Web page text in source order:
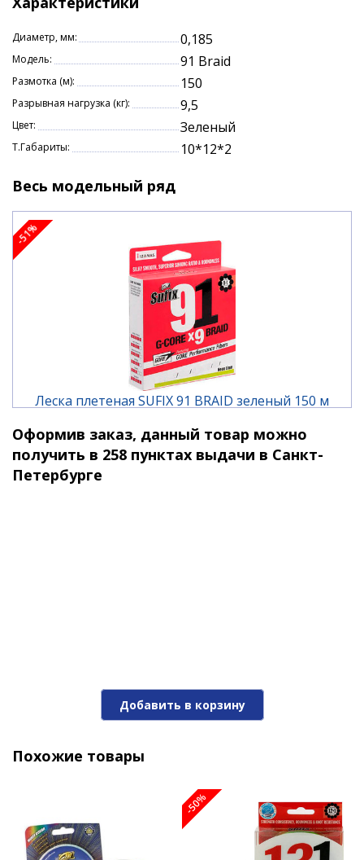
Низкая растяжимость
Характеритсики:
Длина: 150 м.
Диаметр: 0,185 мм.
Разрывная нагрузка: 9,5 кг.
Диаметр, мм: 0,185
Модель: 91 Braid
Размотка (м): 150
Разрывная нагрузка (кг): 9,5
Цвет: Зеленый
Т.Габариты: 10*12*2
Весь модельный ряд
-51%
Леска плетеная SUFIX 91 BRAID зеленый 150 м
2 270 ₽
4 630 ₽
0.148 мм 7,2 кг
Оформив заказ, данный товар можно
получить в 258 пунктах выдачи в Санкт-
Петербурге
Добавить в корзину
Похожие товары
-50%